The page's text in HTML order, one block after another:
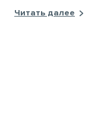
производители
Читать далее